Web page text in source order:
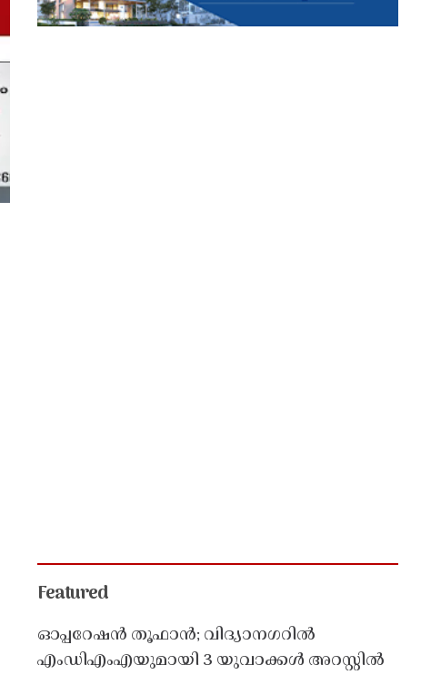
Featured
ഓപ്പറേഷൻ തൂഫാൻ; വിദ്യാനഗറിൽ
എംഡിഎംഎയുമായി 3 യുവാക്കൾ അറസ്റ്റിൽ